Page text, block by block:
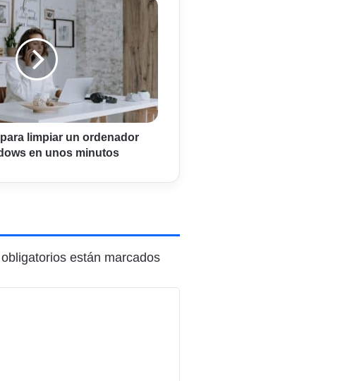
para limpiar un ordenador
en unos minutos
están marcados